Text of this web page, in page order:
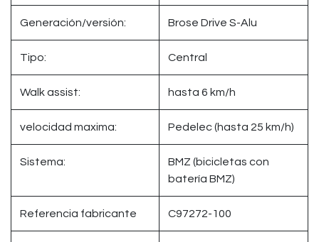
Generación/versión: Brose Drive S-Alu
Tipo: Central
Walk assist: hasta 6 km/h
velocidad maxima: Pedelec (hasta 25 km/h)
Sistema:
BMZ (bicicletas con
batería BMZ)
Referencia fabricante C97272-100